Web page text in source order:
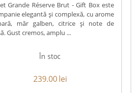
Grande Réserve Brut - Gift Box este
elegantă și complexă, cu arome
măr galben, citrice și note de
Gust cremos, amplu ...
În stoc
239.00lei